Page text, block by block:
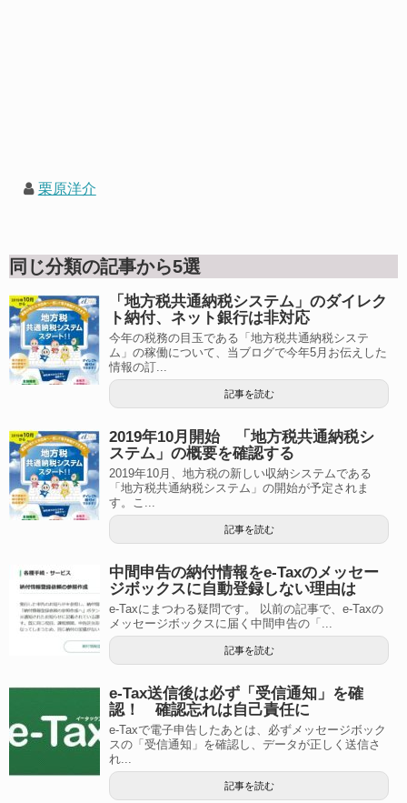
栗原洋介
同じ分類の記事から5選
「地方税共通納税システム」のダイレク
ト納付、ネット銀行は非対応
今年の税務の目玉である「地方税共通納税システ
ム」の稼働について、当ブログで今年5月お伝えした
情報の訂...
記事を読む
2019年10月開始 「地方税共通納税シ
ステム」の概要を確認する
2019年10月、地方税の新しい収納システムである
「地方税共通納税システム」の開始が予定されま
す。こ...
記事を読む
中間申告の納付情報をe-Taxのメッセー
ジボックスに自動登録しない理由は
e-Taxにまつわる疑問です。 以前の記事で、e-Taxの
メッセージボックスに届く中間申告の「...
記事を読む
e-Tax送信後は必ず「受信通知」を確
認！ 確認忘れは自己責任に
e-Taxで電子申告したあとは、必ずメッセージボック
スの「受信通知」を確認し、データが正しく送信さ
れ...
記事を読む